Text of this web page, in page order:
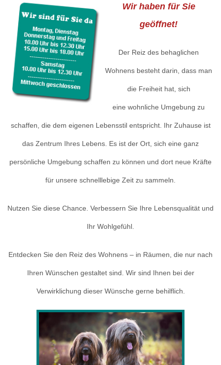
Wir haben für Sie
geöffnet!
Der Reiz des behaglichen
Wohnens besteht darin, dass man
die Freiheit hat, sich
eine wohnliche Umgebung zu
schaffen, die dem eigenen Lebensstil entspricht. Ihr Zuhause ist
das Zentrum Ihres Lebens. Es ist der Ort, sich eine ganz
persönliche Umgebung schaffen zu können und dort neue Kräfte
für unsere schnelllebige Zeit zu sammeln.
Nutzen Sie diese Chance. Verbessern Sie Ihre Lebensqualität und
Ihr Wohlgefühl.
Entdecken Sie den Reiz des Wohnens – in Räumen, die nur nach
Ihren Wünschen gestaltet sind. Wir sind Ihnen bei der
Verwirklichung dieser Wünsche gerne behilflich.